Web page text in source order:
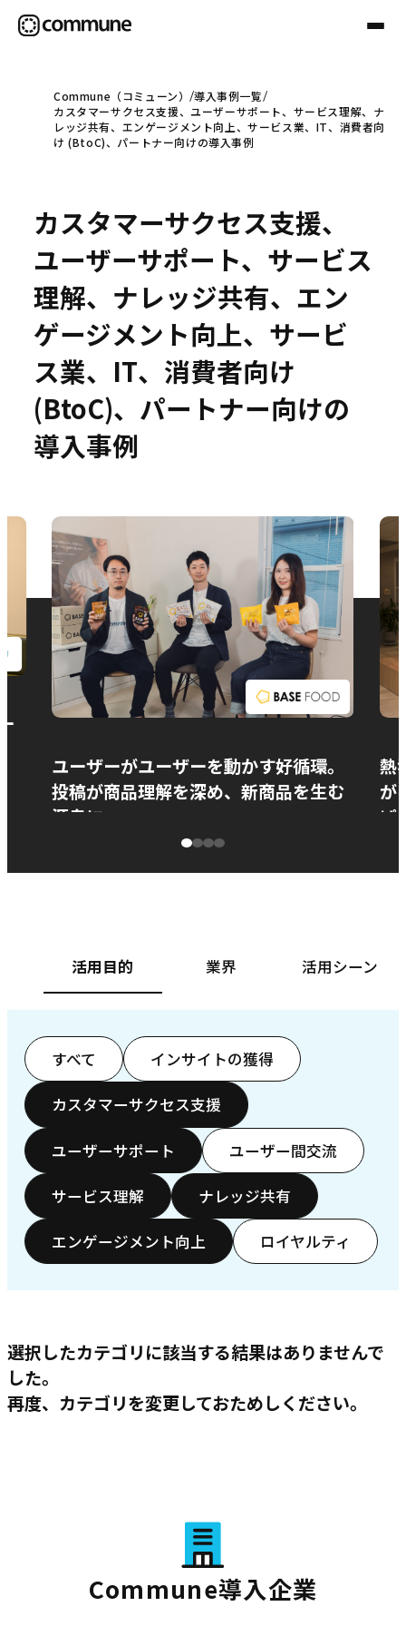
Communeについて
事例
セミナー
お役立ち情報
Commune（コミューン）
導入事例一覧
カスタマーサクセス支援、ユーザーサポート、サービス理解、ナ
レッジ共有、エンゲージメント向上、サービス業、IT、消費者向
け (BtoC)、パートナー向けの導入事例
カスタマーサクセス支援、
ユーザーサポート、サービス
理解、ナレッジ共有、エン
ゲージメント向上、サービ
ス業、IT、消費者向け
(BtoC)、パートナー向けの
導入事例
ユーザーがユーザーを動かす好循環。
投稿が商品理解を深め、新商品を生む
源泉に
熱
が
ぱ
活用目的 業界 活用シーン
すべて インサイトの獲得
カスタマーサクセス支援
ユーザーサポート ユーザー間交流
サービス理解 ナレッジ共有
エンゲージメント向上 ロイヤルティ
選択したカテゴリに該当する結果はありませんで
した。
再度、カテゴリを変更しておためしください。
Commune導入企業